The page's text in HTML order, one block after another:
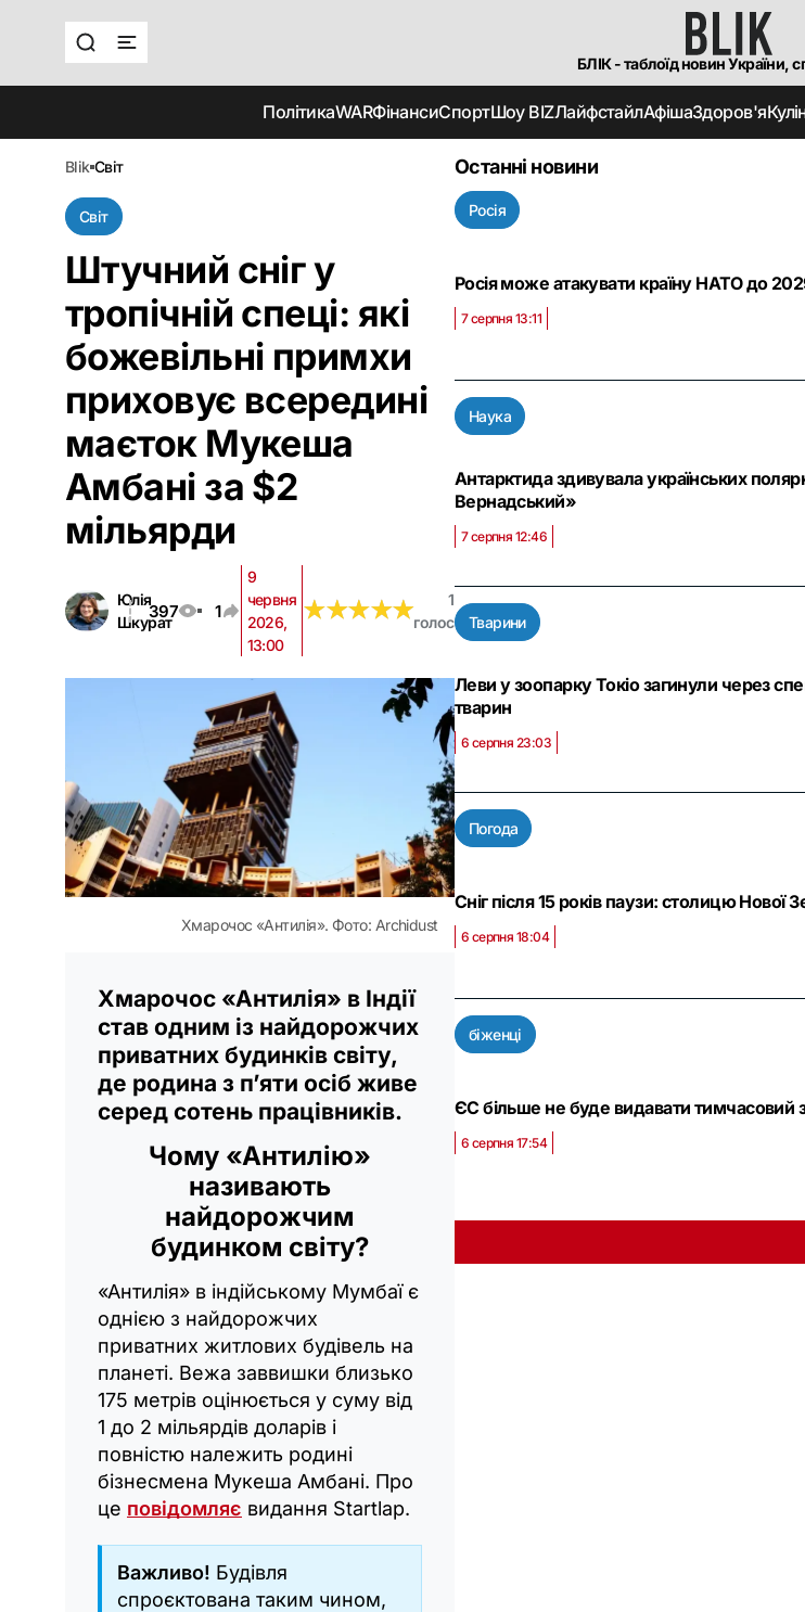
БЛІК - таблоїд новин України,
ПолітикаWARФінансиСпортШоу BIZЛайфстайлАфішаЗдоров'я
blik світ
Світ
Штучний сніг у
тропічній спеці: які
божевільні примхи
приховує всередині
маєток Мукеша
Амбані за $2
мільярди
Юлія
Шкурат
397 1
9
червня
2026,
13:00
★★★★★
★★★★★
1
голос
Хмарочос «Антилія». Фото: Archidust
Хмарочос «Антилія» в Індії
став одним із найдорожчих
приватних будинків світу,
де родина з п’яти осіб живе
серед сотень працівників.
Чому «Антилію»
називають
найдорожчим
будинком світу?
«Антилія» в індійському Мумбаї є
однією з найдорожчих
приватних житлових будівель на
планеті. Вежа заввишки близько
175 метрів оцінюється у суму від
1 до 2 мільярдів доларів і
повністю належить родині
бізнесмена Мукеша Амбані. Про
це повідомляє видання Startlap.
Важливо! Будівля
спроєктована таким чином,
Останні новини
Росія
Росія може атакувати країну НАТО до
7 серпня 13:11
Наука
Антарктида здивувала українських
Вернадський»
7 серпня 12:46
Тварини
Леви у зоопарку Токіо загинули через
тварин
6 серпня 23:03
Погода
Сніг після 15 років паузи: столицю Нової
6 серпня 18:04
біженці
ЄС більше не буде видавати тимчасовий
6 серпня 17:54